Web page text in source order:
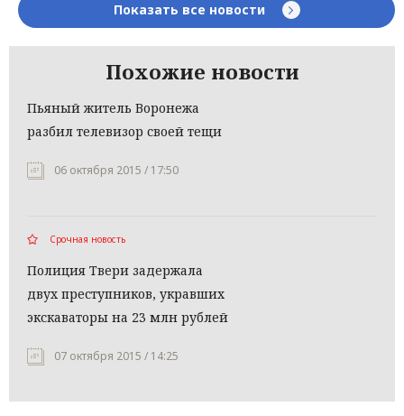
Показать все новости
Похожие новости
Пьяный житель Воронежа
разбил телевизор своей тещи
06 октября 2015 / 17:50
Срочная новость
Полиция Твери задержала
двух преступников, укравших
экскаваторы на 23 млн рублей
07 октября 2015 / 14:25